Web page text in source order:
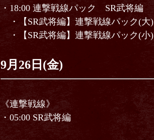
・18:00 連撃戦線パック SR武将編
・【SR武将編】連撃戦線パック(大)
・【SR武将編】連撃戦線パック(小)
9月26日(金)
《連撃戦線》
・05:00 SR武将編